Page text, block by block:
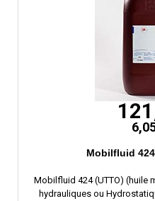
Mobilfluid
Mobilfluid 424 (UTTO)
hydrauliques ou